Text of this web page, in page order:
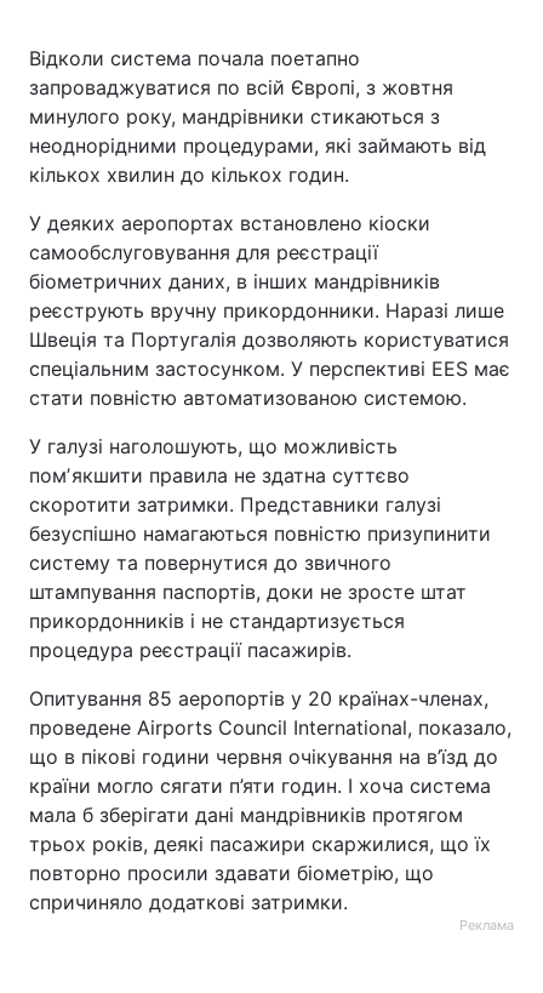
Відколи система почала поетапно
запроваджуватися по всій Європі, з жовтня
минулого року, мандрівники стикаються з
неоднорідними процедурами, які займають від
кількох хвилин до кількох годин.
У деяких аеропортах встановлено кіоски
самообслуговування для реєстрації
біометричних даних, в інших мандрівників
реєструють вручну прикордонники. Наразі лише
Швеція та Португалія дозволяють користуватися
спеціальним застосунком. У перспективі EES має
стати повністю автоматизованою системою.
У галузі наголошують, що можливість
помʼякшити правила не здатна суттєво
скоротити затримки. Представники галузі
безуспішно намагаються повністю призупинити
систему та повернутися до звичного
штампування паспортів, доки не зросте штат
прикордонників і не стандартизується
процедура реєстрації пасажирів.
Опитування 85 аеропортів у 20 країнах-членах,
проведене Airports Council International, показало,
що в пікові години червня очікування на в’їзд до
країни могло сягати п’яти годин. І хоча система
мала б зберігати дані мандрівників протягом
трьох років, деякі пасажири скаржилися, що їх
повторно просили здавати біометрію, що
спричиняло додаткові затримки.
Реклама